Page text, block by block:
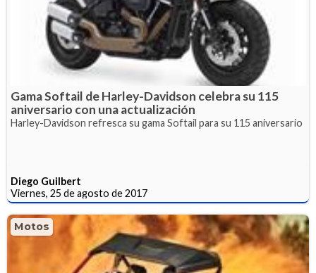
Gama Softail de Harley-Davidson celebra su 115
aniversario con una actualización
Harley-Davidson refresca su gama Softail para su 115 aniversario
Diego Guilbert
Viernes, 25 de agosto de 2017
Motos